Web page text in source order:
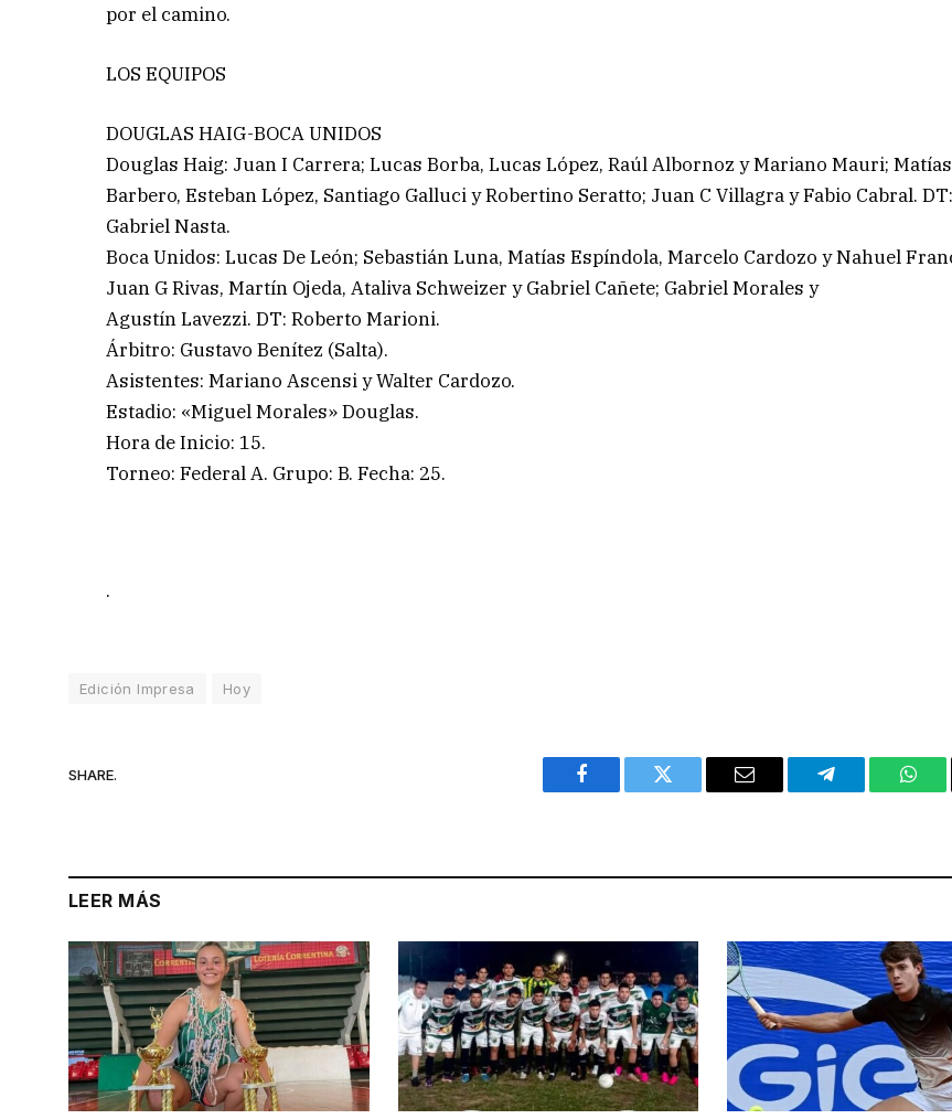
por el camino.
LOS EQUIPOS
DOUGLAS HAIG-BOCA UNIDOS
Douglas Haig: Juan I Carrera; Lucas Borba, Lucas López, Raúl Albornoz y Mariano Mauri; Matías
Barbero, Esteban López, Santiago Galluci y Robertino Seratto; Juan C Villagra y Fabio Cabral. DT:
Gabriel Nasta.
Boca Unidos: Lucas De León; Sebastián Luna, Matías Espíndola, Marcelo Cardozo y Nahuel
Juan G Rivas, Martín Ojeda, Ataliva Schweizer y Gabriel Cañete; Gabriel Morales y
Agustín Lavezzi. DT: Roberto Marioni.
Árbitro: Gustavo Benítez (Salta).
Asistentes: Mariano Ascensi y Walter Cardozo.
Estadio: «Miguel Morales» Douglas.
Hora de Inicio: 15.
Torneo: Federal A. Grupo: B. Fecha: 25.
.
Edición Impresa Hoy
SHARE.
Facebook Twitter Email Telegram
LEER MÁS